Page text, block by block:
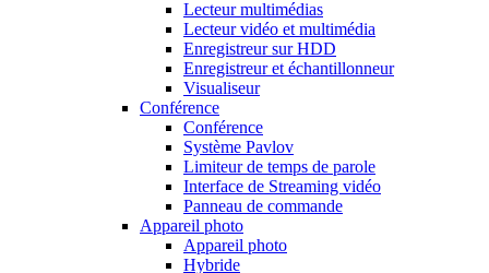
Lecteur multimédias
Lecteur vidéo et multimédia
Enregistreur sur HDD
Enregistreur et échantillonneur
Visualiseur
Conférence
Conférence
Système Pavlov
Limiteur de temps de parole
Interface de Streaming vidéo
Panneau de commande
Appareil photo
Appareil photo
Hybride